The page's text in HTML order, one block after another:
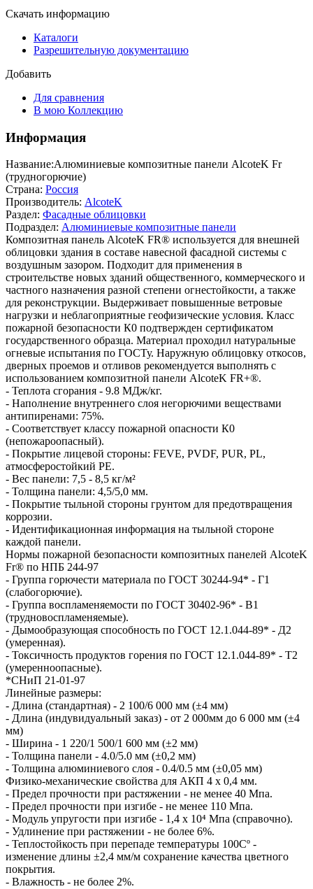
Скачать информацию
Каталоги
Разрешительную документацию
Добавить
Для сравнения
В мою Коллекцию
Информация
Название:Алюминиевые композитные панели AlcoteK Fr
(трудногорючие)
Страна: Россия
Производитель: AlcoteK
Раздел: Фасадные облицовки
Подраздел: Алюминиевые композитные панели
Композитная панель AlcoteK FR® используется для внешней
облицовки здания в составе навесной фасадной системы с
воздушным зазором. Подходит для применения в
строительстве новых зданий общественного, коммерческого и
частного назначения разной степени огнестойкости, а также
для реконструкции. Выдерживает повышенные ветровые
нагрузки и неблагоприятные геофизические условия. Класс
пожарной безопасности К0 подтвержден сертификатом
государственного образца. Материал проходил натуральные
огневые испытания по ГОСТу. Наружную облицовку откосов,
дверных проемов и отливов рекомендуется выполнять с
использованием композитной панели AlcoteK FR+®.
- Теплота сгорания - 9.8 МДж/кг.
- Наполнение внутреннего слоя негорючими веществами
антипиренами: 75%.
- Соответствует классу пожарной опасности К0
(непожароопасный).
- Покрытие лицевой стороны: FEVE, PVDF, PUR, PL,
атмосферостойкий PE.
- Вес панели: 7,5 - 8,5 кг/м²
- Толщина панели: 4,5/5,0 мм.
- Покрытие тыльной стороны грунтом для предотвращения
коррозии.
- Идентификационная информация на тыльной стороне
каждой панели.
Нормы пожарной безопасности композитных панелей AlcoteK
Fr® по НПБ 244-97
- Группа горючести материала по ГОСТ 30244-94* - Г1
(слабогорючие).
- Группа воспламеняемости по ГОСТ 30402-96* - В1
(трудновоспламеняемые).
- Дымообразующая способность по ГОСТ 12.1.044-89* - Д2
(умеренная).
- Токсичность продуктов горения по ГОСТ 12.1.044-89* - Т2
(умеренноопасные).
*СНиП 21-01-97
Линейные размеры:
- Длина (стандартная) - 2 100/6 000 мм (±4 мм)
- Длина (индувидуальный заказ) - от 2 000мм до 6 000 мм (±4
мм)
- Ширина - 1 220/1 500/1 600 мм (±2 мм)
- Толщина панели - 4.0/5.0 мм (±0,2 мм)
- Толщина алюминиевого слоя - 0.4/0.5 мм (±0,05 мм)
Физико-механические свойства для АКП 4 х 0,4 мм.
- Предел прочности при растяжении - не менее 40 Мпа.
- Предел прочности при изгибе - не менее 110 Мпа.
- Модуль упругости при изгибе - 1,4 х 10⁴ Мпа (справочно).
- Удлинение при растяжении - не более 6%.
- Теплостойкость при перепаде температуры 100Сº -
изменение длины ±2,4 мм/м сохранение качества цветного
покрытия.
- Влажность - не более 2%.